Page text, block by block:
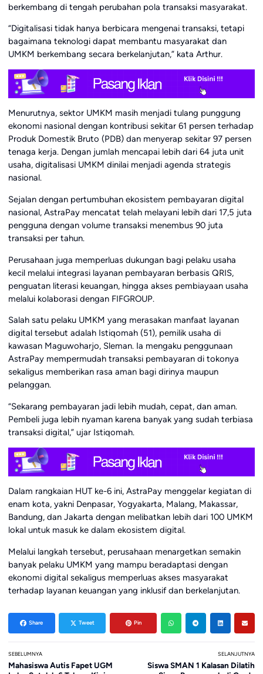
berkembang di tengah perubahan pola transaksi masyarakat.
“Digitalisasi tidak hanya berbicara mengenai transaksi, tetapi
bagaimana teknologi dapat membantu masyarakat dan
UMKM berkembang secara berkelanjutan,” kata Arthur.
Menurutnya, sektor UMKM masih menjadi tulang punggung
ekonomi nasional dengan kontribusi sekitar 61 persen terhadap
Produk Domestik Bruto (PDB) dan menyerap sekitar 97 persen
tenaga kerja. Dengan jumlah mencapai lebih dari 64 juta unit
usaha, digitalisasi UMKM dinilai menjadi agenda strategis
nasional.
Sejalan dengan pertumbuhan ekosistem pembayaran digital
nasional, AstraPay mencatat telah melayani lebih dari 17,5 juta
pengguna dengan volume transaksi menembus 90 juta
transaksi per tahun.
Perusahaan juga memperluas dukungan bagi pelaku usaha
kecil melalui integrasi layanan pembayaran berbasis QRIS,
penguatan literasi keuangan, hingga akses pembiayaan usaha
melalui kolaborasi dengan FIFGROUP.
Salah satu pelaku UMKM yang merasakan manfaat layanan
digital tersebut adalah Istiqomah (51), pemilik usaha di
kawasan Maguwoharjo, Sleman. Ia mengaku penggunaan
AstraPay mempermudah transaksi pembayaran di tokonya
sekaligus memberikan rasa aman bagi dirinya maupun
pelanggan.
“Sekarang pembayaran jadi lebih mudah, cepat, dan aman.
Pembeli juga lebih nyaman karena banyak yang sudah terbiasa
transaksi digital,” ujar Istiqomah.
Dalam rangkaian HUT ke-6 ini, AstraPay menggelar kegiatan di
enam kota, yakni Denpasar, Yogyakarta, Malang, Makassar,
Bandung, dan Jakarta dengan melibatkan lebih dari 100 UMKM
lokal untuk masuk ke dalam ekosistem digital.
Melalui langkah tersebut, perusahaan menargetkan semakin
banyak pelaku UMKM yang mampu beradaptasi dengan
ekonomi digital sekaligus memperluas akses masyarakat
terhadap layanan keuangan yang inklusif dan berkelanjutan.
Share Tweet Pin
SEBELUMNYA
Mahasiswa Autis Fapet UGM
SELANJUTNYA
Siswa SMAN 1 Kalasan Dilatih